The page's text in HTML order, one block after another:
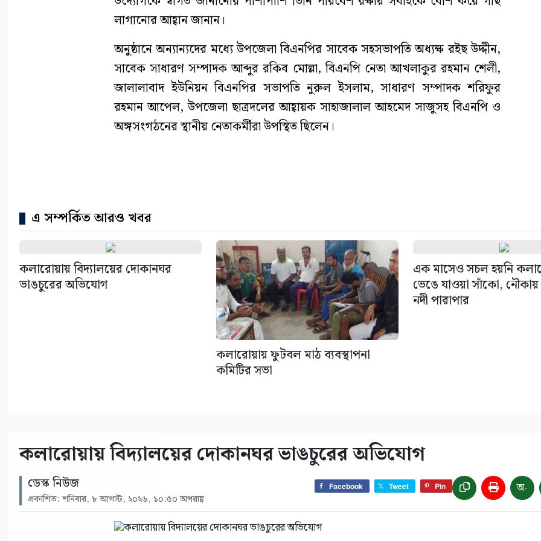
লাগানোর আহ্বান জানান।
অনুষ্ঠানে অন্যান্যদের মধ্যে উপজেলা বিএনপির সাবেক সহসভাপতি অধ্যক্ষ রইছ উদ্দীন,
সাবেক সাধারণ সম্পাদক আব্দুর রকিব মোল্লা, বিএনপি নেতা আখলাকুর রহমান শেলী,
জালালাবাদ ইউনিয়ন বিএনপির সভাপতি নুরুল ইসলাম, সাধারণ সম্পাদক শরিফুর
রহমান আপেল, উপজেলা ছাত্রদলের আহ্বায়ক সাহাজালাল আহমেদ সাজুসহ বিএনপি ও
অঙ্গসংগঠনের স্থানীয় নেতাকর্মীরা উপস্থিত ছিলেন।
এ সম্পর্কিত আরও খবর
কলারোয়ায় বিদ্যালয়ের দোকানঘর
ভাঙচুরের অভিযোগ
কলারোয়ায় ফুটবল মাঠ ব্যবস্থাপনা
কমিটির সভা
এক মাসেও সচল হয়নি
ভেঙে যাওয়া সাঁকো,
নদী পারাপার
কলারোয়ায় বিদ্যালয়ের দোকানঘর ভাঙচুরের অভিযোগ
ডেস্ক নিউজ
প্রকাশিত: শনিবার, ৮ আগস্ট, ২০২৬, ১০:৫০ অপরাহ্ণ
Facebook Tweet Pin অ-